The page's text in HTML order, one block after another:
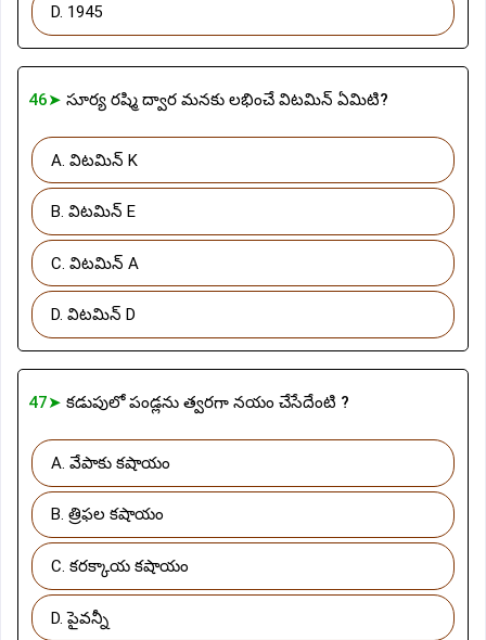
D. 1945
46➤ సూర్య రష్మి ద్వార మనకు లభించే విటమిన్ ఏమిటి?
A. విటమిన్ K
B. విటమిన్ E
C. విటమిన్ A
D. విటమిన్ D
47➤ కడుపులో పండ్లను త్వరగా నయం చేసేదేంటి ?
A. వేపాకు కషాయం
B. త్రిఫల కషాయం
C. కరక్కాయ కషాయం
D. పైవన్నీ